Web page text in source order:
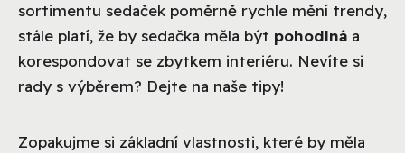
sortimentu sedaček poměrně rychle mění trendy,
stále platí, že by sedačka měla být pohodlná a
korespondovat se zbytkem interiéru. Nevíte si
rady s výběrem? Dejte na naše tipy!
Zopakujme si základní vlastnosti, které by měla